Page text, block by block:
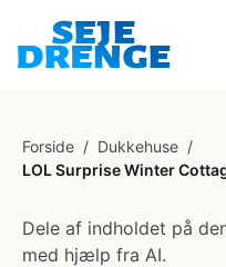
Forside / Dukkehuse /
LOL Surprise Winter
Dele af indholdet på
med hjælp fra AI.